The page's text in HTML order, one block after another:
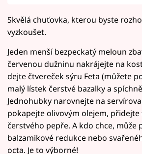
Skvělá chuťovka, kterou byste
vyzkoušet.
Jeden menší bezpeckatý meloun
červenou dužninu nakrájejte na
dejte čtvereček sýru Feta (můžete
malý lístek čerstvé bazalky a
Jednohubky narovnejte na
pokapejte olivovým olejem,
čerstvého pepře. A kdo chce, může
balzamikové redukce nebo
octa. Je to výborné!